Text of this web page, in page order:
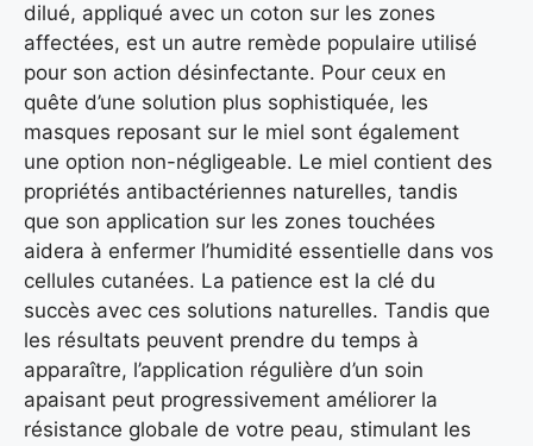
dilué, appliqué avec un coton sur les zones
affectées, est un autre remède populaire utilisé
pour son action désinfectante. Pour ceux en
quête d’une solution plus sophistiquée, les
masques reposant sur le miel sont également
une option non-négligeable. Le miel contient des
propriétés antibactériennes naturelles, tandis
que son application sur les zones touchées
aidera à enfermer l’humidité essentielle dans vos
cellules cutanées. La patience est la clé du
succès avec ces solutions naturelles. Tandis que
les résultats peuvent prendre du temps à
apparaître, l’application régulière d’un soin
apaisant peut progressivement améliorer la
résistance globale de votre peau, stimulant les